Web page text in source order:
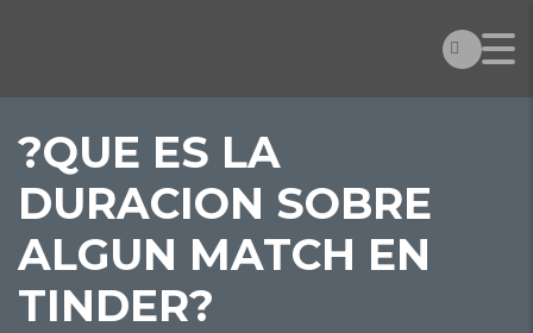
?QUE ES LA
DURACION SOBRE
ALGUN MATCH EN
TINDER?